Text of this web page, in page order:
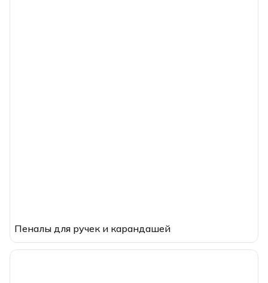
Пеналы для ручек и карандашей